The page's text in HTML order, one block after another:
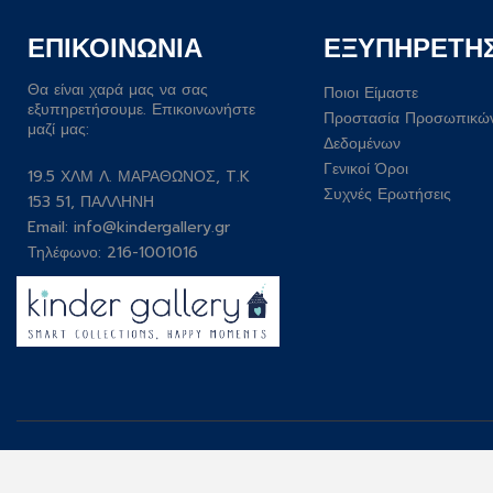
ΕΠΙΚΟΙΝΩΝΙΑ
Θα είναι χαρά μας να σας
εξυπηρετήσουμε. Επικοινωνήστε
μαζί μας:
19.5 ΧΛΜ Λ. ΜΑΡΑΘΩΝΟΣ, T.K
153 51, ΠΑΛΛΗΝΗ
Email: info@kindergallery.gr
Τηλέφωνο: 216-1001016
Ποιοι Είμαστε
Προστασία
Δεδομένων
Γενικοί Όροι
Συχνές Ερωτήσεις